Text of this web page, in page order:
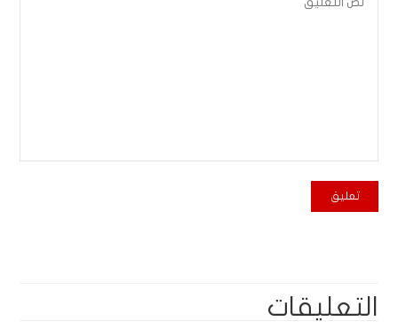
التعليقات